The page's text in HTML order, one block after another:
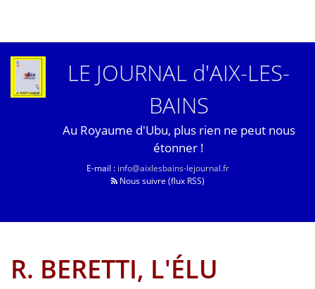
LE JOURNAL d'AIX-LES-
BAINS
Au Royaume d'Ubu, plus rien ne peut nous
étonner !
E-mail : info@aixlesbains-lejournal.fr
Nous suivre (flux RSS)
R. BERETTI, L'ÉLU